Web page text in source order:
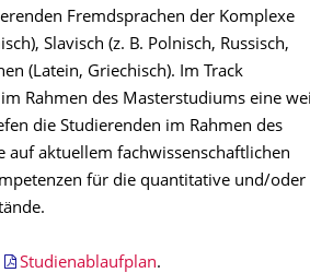
Fremdsprachen der Komplexe
Slavisch (z. B. Polnisch, Russisch,
(Latein, Griechisch). Im Track
Rahmen des Masterstudiums eine
die Studierenden im Rahmen des
auf aktuellem fachwissenschaftlichen
für die quantitative und/oder
Studienablaufplan.